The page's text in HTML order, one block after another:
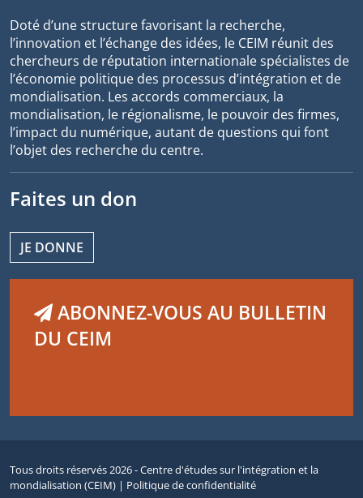
Doté d’une structure favorisant la recherche,
l’innovation et l’échange des idées, le CEIM réunit des
chercheurs de réputation internationale spécialistes de
l’économie politique des processus d’intégration et de
mondialisation. Les accords commerciaux, la
mondialisation, le régionalisme, le pouvoir des firmes,
l’impact du numérique, autant de questions qui font
l’objet des recherche du centre.
Faites un don
JE DONNE
ABONNEZ-VOUS AU BULLETIN
DU CEIM
Tous droits réservés 2026 - Centre d'études sur l'intégration et la
mondialisation (CEIM) | Politique de confidentialité